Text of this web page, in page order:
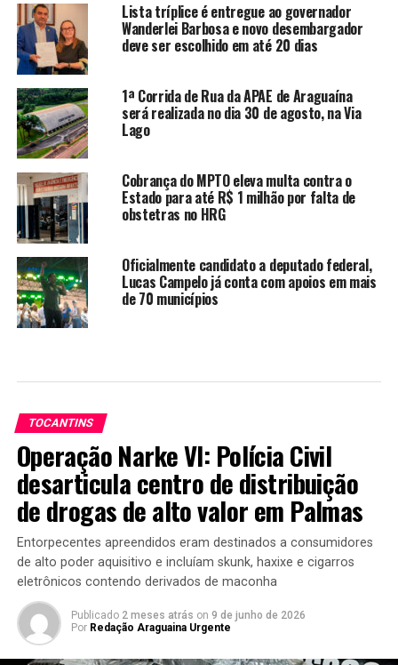
Lista tríplice é entregue ao governador
Wanderlei Barbosa e novo desembargador
deve ser escolhido em até 20 dias
1ª Corrida de Rua da APAE de Araguaína
será realizada no dia 30 de agosto, na Via
Lago
Cobrança do MPTO eleva multa contra o
Estado para até R$ 1 milhão por falta de
obstetras no HRG
Oficialmente candidato a deputado federal,
Lucas Campelo já conta com apoios em mais
de 70 municípios
TOCANTINS
Operação Narke VI: Polícia Civil
desarticula centro de distribuição
de drogas de alto valor em Palmas
Entorpecentes apreendidos eram destinados a consumidores
de alto poder aquisitivo e incluíam skunk, haxixe e cigarros
eletrônicos contendo derivados de maconha
Publicado 2 meses atrás on 9 de junho de 2026
Por Redação Araguaina Urgente